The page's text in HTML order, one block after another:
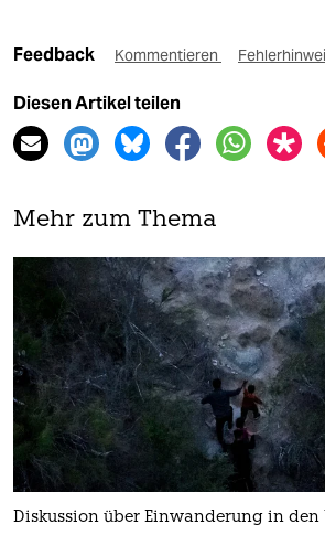
Feedback Kommentieren
Diesen Artikel teilen
Mehr zum Thema
Diskussion über Einwanderung in den